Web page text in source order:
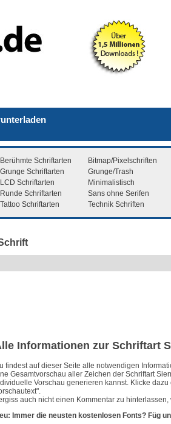
Berühmte Schriftarten Bitmap/Pixelschriften
Grunge Schriftarten Grunge/Trash
LCD Schriftarten Minimalistisch
Runde Schriftarten Sans ohne Serifen
Tattoo Schriftarten Technik Schriften
Informationen zur Schriftart
findest auf dieser Seite alle notwendigen
Gesamtvorschau aller Zeichen der Schriftart
Vorschau generieren kannst. Klicke
auch nicht einen Kommentar zu
Immer die neusten kostenlosen Fonts? Füg